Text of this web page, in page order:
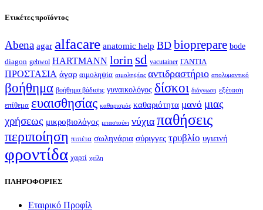
Ετικέτες προϊόντος
Abena agar alfacare anatomic help BD bioprepare bode
diagon gehwol HARTMANN lorin sd vacutainer ΓΑΝΤΙΑ
ΠΡΟΣΤΑΣΙΑ άγαρ αιμοληψία αιμοληψίας αντιδραστήριο απολυμαντικό
βοήθημα βοήθημα βάδισης γυναικολόγος δίσκοι διάγνωση εξέταση
επίθεμα ευαισθησίας καθαρισμός καθαριότητα μανό μιας
χρήσεως μικροβιολόγος μπαστούνι νύχια παθήσεις
περιποίηση πιπέτα σωληνάρια σύριγγες τρυβλίο υγιεινή
φροντίδα χαρτί χείλη
ΠΛΗΡΟΦΟΡΙΕΣ
Εταιρικό Προφίλ